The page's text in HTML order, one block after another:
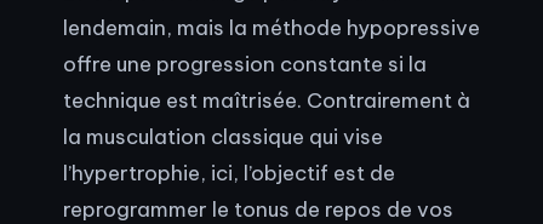
lendemain, mais la méthode hypopressive
offre une progression constante si la
technique est maîtrisée. Contrairement à
la musculation classique qui vise
l’hypertrophie, ici, l’objectif est de
reprogrammer le tonus de repos de vos